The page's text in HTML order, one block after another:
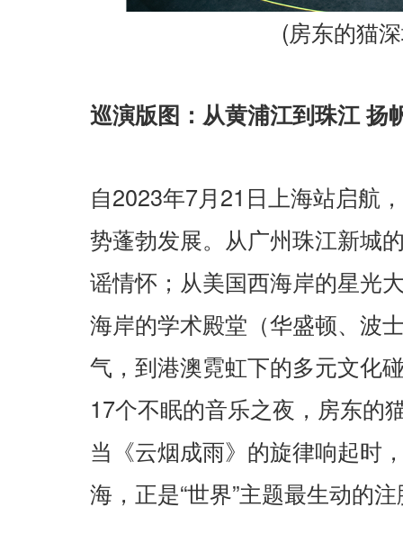
(房东的猫
巡演版图：从黄浦江到珠江 扬
自2023年7月 21 日上海站启航
势蓬勃发展。从广州珠江新城
谣情怀；从美国西海岸的星光
海岸的学术殿堂（华盛顿、波
气，到港澳霓虹下的多元文化
17个不眠的音乐之夜，房东的
当《云烟成雨》的旋律响起时
海，正是“世界”主题最生动的注